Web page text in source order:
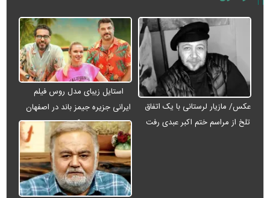
عکس/ مازیار لرستانی با یک اتفاق
تلخ از مراسم ختم اکبر عبدی رفت
استایل زیبای مدل روس فیلم
ایرانی جزیره جیمز باند در اصفهان
+ عکس